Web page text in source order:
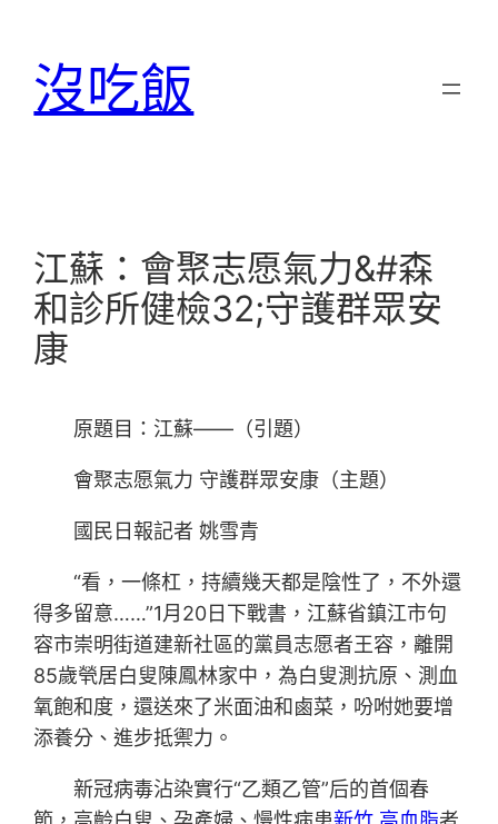
沒吃飯
江蘇：會聚志愿氣力&#森
和診所健檢32;守護群眾安
康
原題目：江蘇——（引題）
會聚志愿氣力 守護群眾安康（主題）
國民日報記者 姚雪青
“看，一條杠，持續幾天都是陰性了，不外還
得多留意……”1月20日下戰書，江蘇省鎮江市句
容市崇明街道建新社區的黨員志愿者王容，離開
85歲煢居白叟陳鳳林家中，為白叟測抗原、測血
氧飽和度，還送來了米面油和鹵菜，吩咐她要增
添養分、進步抵禦力。
新冠病毒沾染實行“乙類乙管”后的首個春